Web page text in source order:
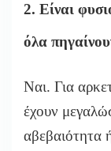
2. Είναι
όλα
Ναι. Για
έχουν
αβεβαιότητα